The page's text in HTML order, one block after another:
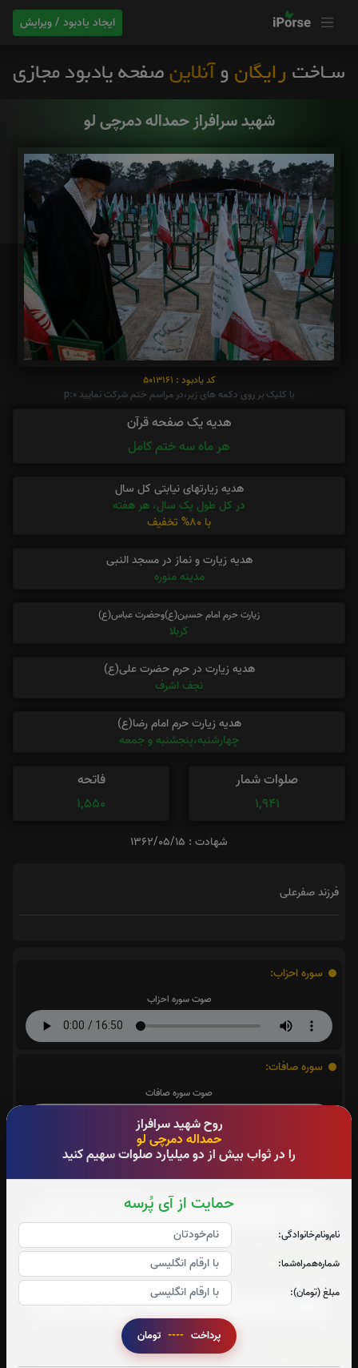
ایجاد یادبود / ویرایش
روح شهید سرافراز
حمداله دمرچی لو
را در ثواب بیش از دو میلیارد صلوات سهیم کنید
حمایت از آی پُرسه
نام‌و‌نام‌خانوادگی:
شماره‌همراه‌شما:
مبلغ (تومان):
پرداخت ----
شهید سرافراز حمداله دمرچی لو
کد یادبود : 5013161
با کلیک بر روی دکمه های زیر،در مراسم ختم شرکت نمایید p:0
هدیه یک صفحه قرآن
هر ماه سه ختم کامل
هدیه زیارتهای نیابتی کل سال
در کل طول یک سال، هر هفته
با 80% تخفیف
هدیه زیارت و نماز در مسجد النبی
مدینه منوره
زیارت حرم امام حسین(ع)وحضرت عباس(ع)
کربلا
هدیه زیارت در حرم حضرت علی(ع)
نجف اشرف
هدیه زیارت حرم امام رضا(ع)
چهارشنبه،پنجشنبه و جمعه
صلوات شمار
1,941
فاتحه
1,550
شهادت : 1362/05/15
فرزند صفرعلی
سوره احزاب:
صوت سوره احزاب
سوره صافات:
صوت سوره صافات
سوره یاسین:
صوت سوره واقعه